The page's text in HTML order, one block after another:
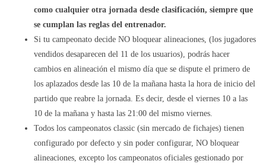
como cualquier otra jornada desde clasificación, siempre que
se cumplan las reglas del entrenador.
Si tu campeonato decide NO bloquear alineaciones, (los jugadores
vendidos desaparecen del 11 de los usuarios), podrás hacer
cambios en alineación el mismo día que se dispute el primero de
los aplazados desde las 10 de la mañana hasta la hora de inicio del
partido que reabre la jornada. Es decir, desde el viernes 10 a las
10 de la mañana y hasta las 21:00 del mismo viernes.
Todos los campeonatos classic (sin mercado de fichajes) tienen
configurado por defecto y sin poder configurar, NO bloquear
alineaciones, excepto los campeonatos oficiales gestionado por